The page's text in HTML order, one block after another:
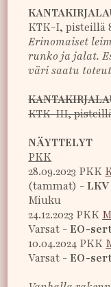
KTK-I, pisteillä
Erinomaiset
runko ja jalat.
väri saatu
KTK-III, pisteillä
NÄYTTELYT
PKK
28.09.2023 PKK
(tammat) -
Miuku
24.12.2023 PKK
Varsat -EO-
10.04.2024 PKK
Varsat -EO-